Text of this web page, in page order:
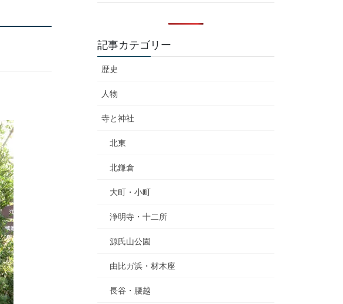
記事カテゴリー
歴史
人物
寺と神社
北東
北鎌倉
大町・小町
浄明寺・十二所
源氏山公園
由比ガ浜・材木座
長谷・腰越